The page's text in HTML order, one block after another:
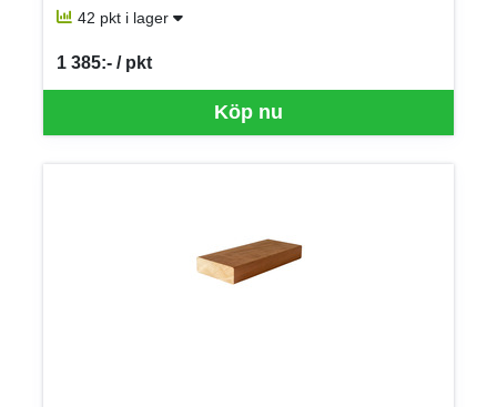
42 pkt i lager
Köp nu
1 385:- / pkt
SEK per PKT